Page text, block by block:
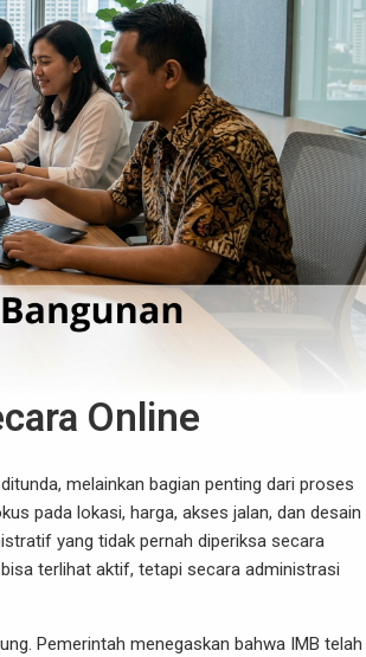
Online
melainkan bagian penting dari proses
pada lokasi, harga, akses jalan, dan desain
yang tidak pernah diperiksa secara
terlihat aktif, tetapi secara administrasi
Pemerintah menegaskan bahwa IMB telah